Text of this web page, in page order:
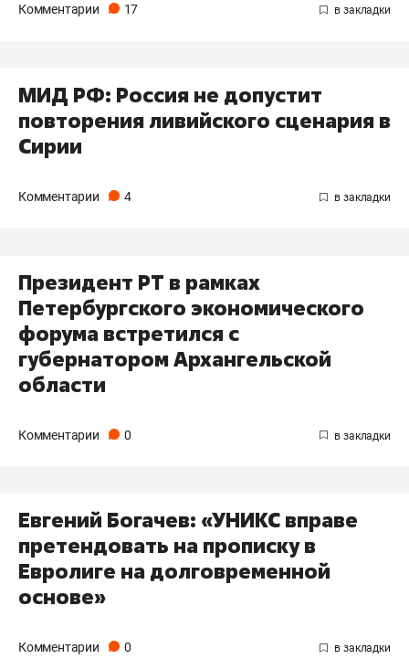
Комментарии 17
МИД РФ: Россия не допустит
повторения ливийского сценария в
Сирии
Комментарии 4
Президент РТ в рамках
Петербургского экономического
форума встретился с
губернатором Архангельской
области
Комментарии 0
Евгений Богачев: «УНИКС вправе
претендовать на прописку в
Евролиге на долговременной
основе»
Комментарии 0